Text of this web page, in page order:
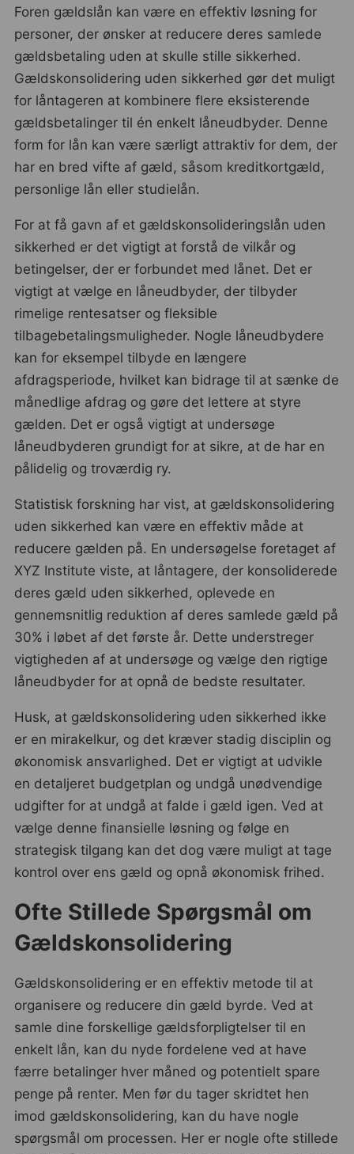
Foren gældslån kan være en effektiv løsning for
personer, der ønsker at reducere deres samlede
gældsbetaling uden at skulle stille sikkerhed.
Gældskonsolidering uden sikkerhed gør det muligt
for låntageren at kombinere flere eksisterende
gældsbetalinger til én enkelt låneudbyder. Denne
form for lån kan være særligt attraktiv for dem, der
har en bred vifte af gæld, såsom kreditkortgæld,
personlige lån eller studielån.
For at få gavn af et gældskonsolideringslån uden
sikkerhed er det vigtigt at forstå de vilkår og
betingelser, der er forbundet med lånet. Det er
vigtigt at vælge en låneudbyder, der tilbyder
rimelige rentesatser og fleksible
tilbagebetalingsmuligheder. Nogle låneudbydere
kan for eksempel tilbyde en længere
afdragsperiode, hvilket kan bidrage til at sænke de
månedlige afdrag og gøre det lettere at styre
gælden. Det er også vigtigt at undersøge
låneudbyderen grundigt for at sikre, at de har en
pålidelig og troværdig ry.
Statistisk forskning har vist, at gældskonsolidering
uden sikkerhed kan være en effektiv måde at
reducere gælden på. En undersøgelse foretaget af
XYZ Institute viste, at låntagere, der konsoliderede
deres gæld uden sikkerhed, oplevede en
gennemsnitlig reduktion af deres samlede gæld på
30% i løbet af det første år. Dette understreger
vigtigheden af at undersøge og vælge den rigtige
låneudbyder for at opnå de bedste resultater.
Husk, at gældskonsolidering uden sikkerhed ikke
er en mirakelkur, og det kræver stadig disciplin og
økonomisk ansvarlighed. Det er vigtigt at udvikle
en detaljeret budgetplan og undgå unødvendige
udgifter for at undgå at falde i gæld igen. Ved at
vælge denne finansielle løsning og følge en
strategisk tilgang kan det dog være muligt at tage
kontrol over ens gæld og opnå økonomisk frihed.
Ofte Stillede Spørgsmål om
Gældskonsolidering
Gældskonsolidering er en effektiv metode til at
organisere og reducere din gæld byrde. Ved at
samle dine forskellige gældsforpligtelser til en
enkelt lån, kan du nyde fordelene ved at have
færre betalinger hver måned og potentielt spare
penge på renter. Men før du tager skridtet hen
imod gældskonsolidering, kan du have nogle
spørgsmål om processen. Her er nogle ofte stillede